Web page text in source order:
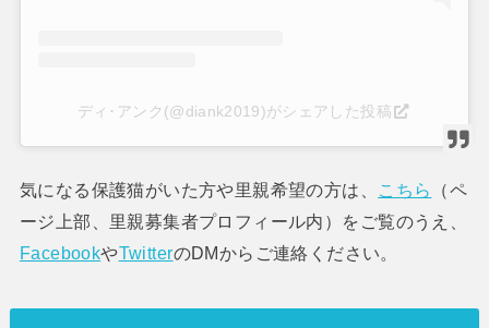
ディ･アンク(@diank2019)がシェアした投稿
気になる保護猫がいた方や里親希望の方は、 こちら
（ペ
ージ上部、里親募集者プロフィール内）をご覧のうえ、
FacebookやTwitterのDMからご連絡ください。